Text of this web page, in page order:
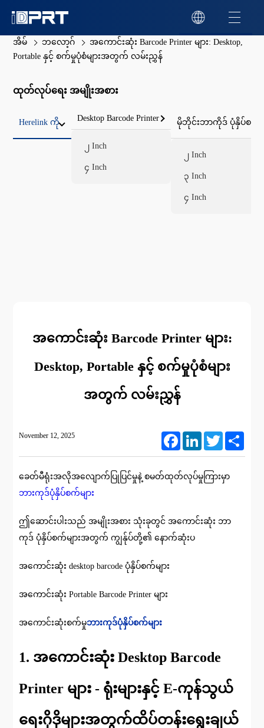
အိမ် ဘလော့ဂ်
အကောင်းဆုံး Barcode Printer များ: Desktop,
Portable နှင့် စက်မှုပုံစံများအတွက် လမ်းညွှန်
ထုတ်လုပ်ရေး အမျိုးအစား
Herelink ကို Desktop Barcode Printer
၂ Inch
၄ Inch
မိုဘိုင်းဘာကိုဒ် ပုံနှိပ်စက်
၂ Inch
၃ Inch
၄ Inch
အကောင်းဆုံး Barcode Printer များ:
Desktop, Portable နှင့် စက်မှုပုံစံများ
အတွက် လမ်းညွှန်
November 12, 2025 FacebookLinkedIn Twitter
ခေတ်မီရုံးအလိုအလျောက်ပြုပြင်မှုနဲ့ စမတ်ထုတ်လုပ်မှုကြားမှာ
ဘားကုဒ်ပုံနှိပ်စက်များ
ဤဆောင်းပါးသည် အမျိုးအစား သုံးခုတွင် အကောင်းဆုံး ဘာ
ကုဒ် ပုံနှိပ်စက်များအတွက် ကျွန်ုပ်တို့၏ နောက်ဆုံးပ
အကောင်းဆုံး desktop barcode ပုံနှိပ်စက်များ
အကောင်းဆုံး Portable Barcode Printer များ
အကောင်းဆုံးစက်မှုဘားကုဒ်ပုံနှိပ်စက်များ
1. အကောင်းဆုံး Desktop Barcode
Printer များ - ရုံးများနှင့် E-ကုန်သွယ်
ရေးဂိုဒိုများအတွက်ထိပ်တန်းရွေးချယ်